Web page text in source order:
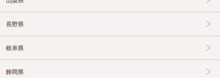
長野県
岐阜県
静岡県